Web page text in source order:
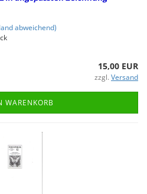
abweichend)
15,00 EUR
zzgl. Versand
WARENKORB